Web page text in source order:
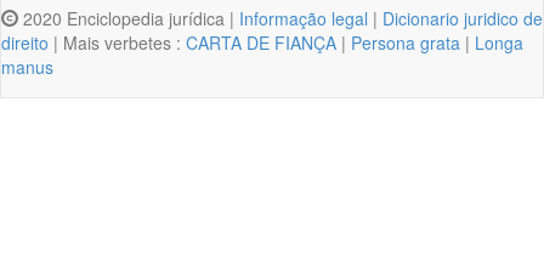
2020 Enciclopedia jurídica | Informação legal | Dicionario juridico de
direito | Mais verbetes : CARTA DE FIANÇA | Persona grata | Longa
manus